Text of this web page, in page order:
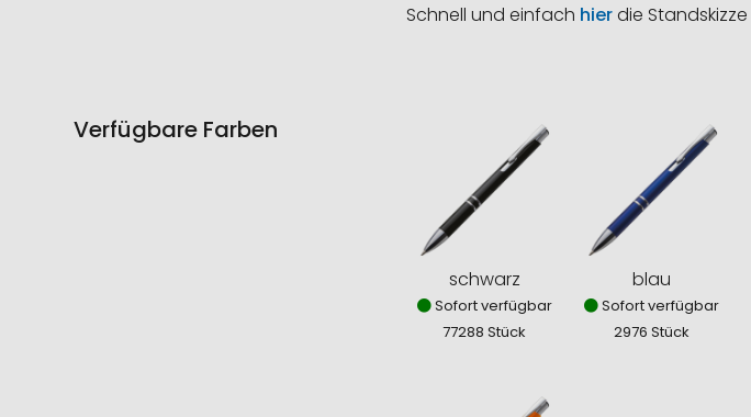
Schnell und einfach hierdie
Verfügbare Farben
schwarz
Sofort verfügbar
77288 Stück
blau
Sofort verfügbar
2976 Stück